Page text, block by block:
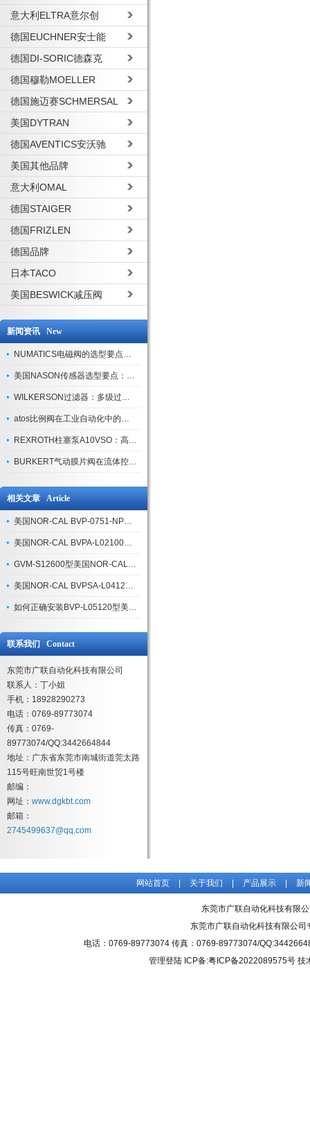
意大利ELTRA意尔创
德国EUCHNER安士能
德国DI-SORIC德森克
德国穆勒MOELLER
德国施迈赛SCHMERSAL
美国DYTRAN
德国AVENTICS安沃驰
美国其他品牌
意大利OMAL
德国STAIGER
德国FRIZLEN
德国品牌
日本TACO
美国BESWICK减压阀
新闻资讯 New
NUMATICS电磁阀的选型要点与使用注意事项
美国NASON传感器选型要点：精度、量程与接口适配指南
WILKERSON过滤器：多级过滤技术，适配多行业净化需求
atos比例阀在工业自动化中的关键应用
REXROTH柱塞泵A10VSO：高效液压系统的核心组件
BURKERT气动膜片阀在流体控制中的应用
相关文章 Article
美国NOR-CAL BVP-0751-NPN管道球阀使用注意事项
美国NOR-CAL BVPA-L02100气动球阀十个使用注意事项
GVM-S12600型美国NOR-CAL手动闸阀工作原理
美国NOR-CAL BVPSA-L04120球阀尺寸产品优点介绍
如何正确安装BVP-L05120型美国NOR-CAL气动球阀
联系我们 Contact
东莞市广联自动化科技有限公司
联系人：丁小姐
手机：18928290273
电话：0769-89773074
传真：0769-
89773074/QQ:3442664844
地址：广东省东莞市南城街道莞太路
115号旺南世贸1号楼
邮编：
网址： www.dgkbt.com
邮箱：
2745499637@qq.com
网站首页 关于我们 产品展示 新
东莞市广联自动化科技有限
东莞市广联自动化科技有限公司
电话：0769-89773074 传真：0769-89773074/
管理登陆 ICP备:粤ICP备2022089575号